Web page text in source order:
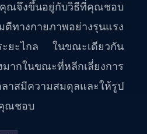
ณจึงขึ้นอยู่กับวิธีที่คุณชอบ
ทางกายภาพอย่างรุนแรง
ระยะไกล ในขณะเดียวกัน
ากในขณะที่หลีกเลี่ยงการ
าสมีความสมดุลและให้รูป
ณชอบ